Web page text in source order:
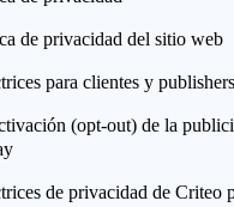
de privacidad del sitio web
para clientes y publishers
(opt-out) de la
de privacidad de Criteo